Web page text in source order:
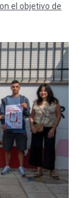
el objetivo de